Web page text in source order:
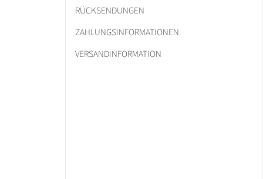
RÜCKSENDUNGEN
ZAHLUNGSINFORMATIONEN
VERSANDINFORMATION